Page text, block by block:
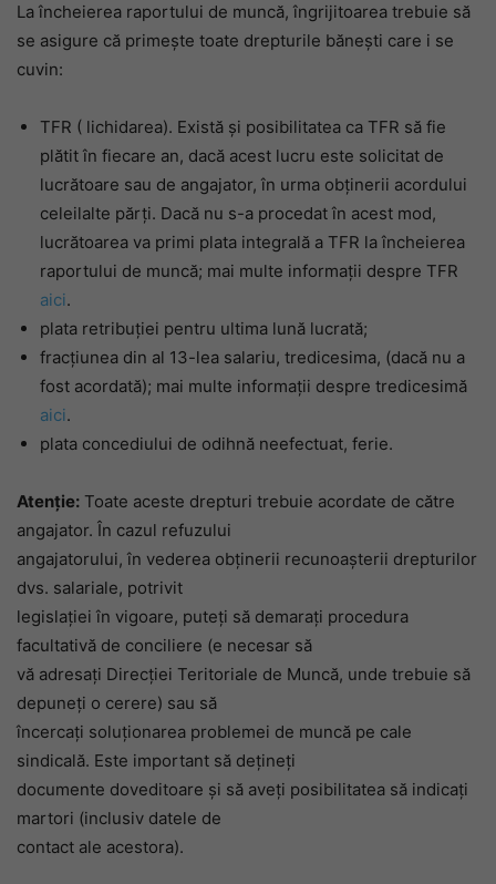
La încheierea raportului de muncă, îngrijitoarea trebuie să
se asigure că primește toate drepturile bănești care i se
cuvin:
TFR ( lichidarea). Există și posibilitatea ca TFR să fie
plătit în fiecare an, dacă acest lucru este solicitat de
lucrătoare sau de angajator, în urma obţinerii acordului
celeilalte părţi. Dacă nu s-a procedat în acest mod,
lucrătoarea va primi plata integrală a TFR la încheierea
raportului de muncă; mai multe informații despre TFR
aici.
plata retribuţiei pentru ultima lună lucrată;
fracţiunea din al 13-lea salariu, tredicesima, (dacă nu a
fost acordată); mai multe informații despre tredicesimă
aici.
plata concediului de odihnă neefectuat, ferie.
Atenţie: Toate aceste drepturi trebuie acordate de către
angajator. În cazul refuzului
angajatorului, în vederea obţinerii recunoaşterii drepturilor
dvs. salariale, potrivit
legislaţiei în vigoare, puteţi să demaraţi procedura
facultativă de conciliere (e necesar să
vă adresaţi Direcţiei Teritoriale de Muncă, unde trebuie să
depuneţi o cerere) sau să
încercaţi soluţionarea problemei de muncă pe cale
sindicală. Este important să deţineţi
documente doveditoare şi să aveţi posibilitatea să indicaţi
martori (inclusiv datele de
contact ale acestora).